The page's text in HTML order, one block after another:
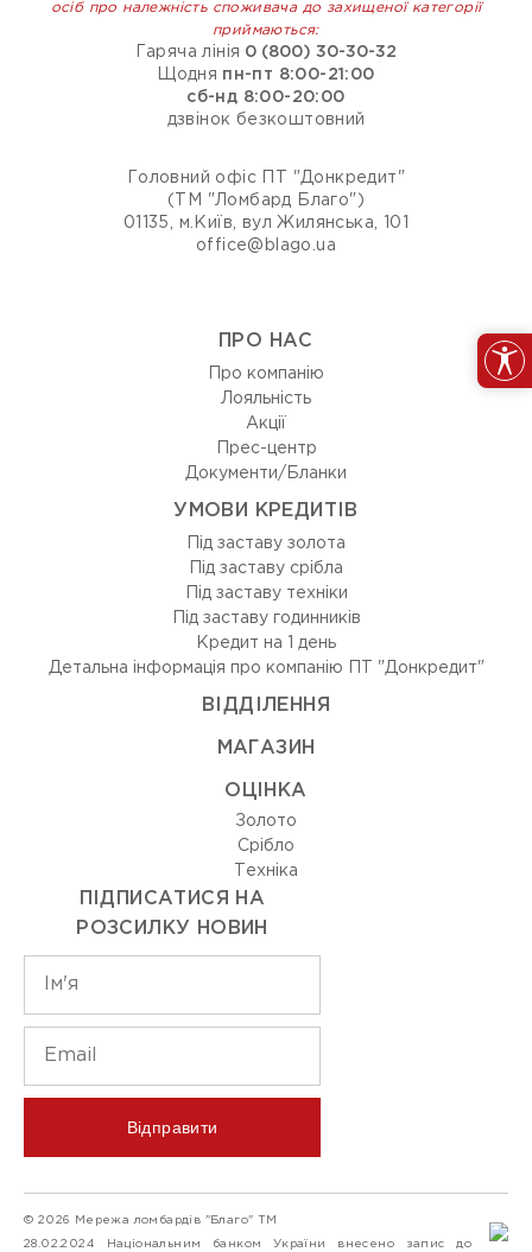
осіб про належність споживача до захищеної категорії
приймаються:
Гаряча лінія 0 (800) 30-30-32
Щодня пн-пт 8:00-21:00
сб-нд 8:00-20:00
дзвінок безкоштовний
Головний офіс ПТ "Донкредит"
(ТМ "Ломбард Благо")
01135, м.Київ, вул Жилянська, 101
office@blago.ua
ПРО НАС
Про компанію
Лояльність
Акції
Прес-центр
Документи/Бланки
УМОВИ КРЕДИТІВ
Під заставу золота
Під заставу срібла
Під заставу техніки
Під заставу годинників
Кредит на 1 день
Детальна інформація про компанію ПТ "Донкредит"
ВIДДIЛЕННЯ
МАГАЗИН
ОЦIНКА
Золото
Срiбло
Технiка
ПІДПИСАТИСЯ НА
РОЗСИЛКУ НОВИН
Відправити
© 2026 Мережа ломбардів "Благо" ТМ
28.02.2024 Національним банком України внесено запис до